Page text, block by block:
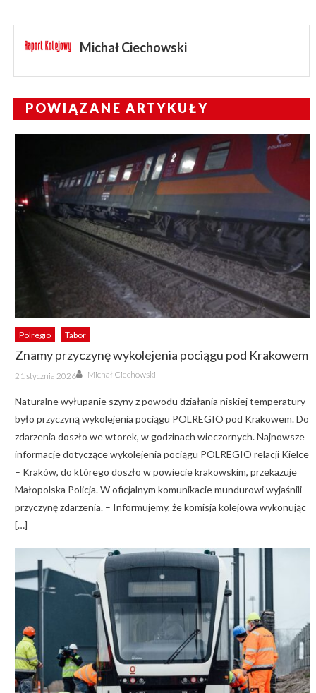
Michał Ciechowski
POWIĄZANE ARTYKUŁY
Polregio Tabor
Znamy przyczynę wykolejenia pociągu pod Krakowem
Posted
on
21 stycznia 2026 Author
Michał Ciechowski
Naturalne wyłupanie szyny z powodu działania niskiej temperatury
było przyczyną wykolejenia pociągu POLREGIO pod Krakowem. Do
zdarzenia doszło we wtorek, w godzinach wieczornych. Najnowsze
informacje dotyczące wykolejenia pociągu POLREGIO relacji Kielce
– Kraków, do którego doszło w powiecie krakowskim, przekazuje
Małopolska Policja. W oficjalnym komunikacie mundurowi wyjaśnili
przyczynę zdarzenia. – Informujemy, że komisja kolejowa wykonując
[…]